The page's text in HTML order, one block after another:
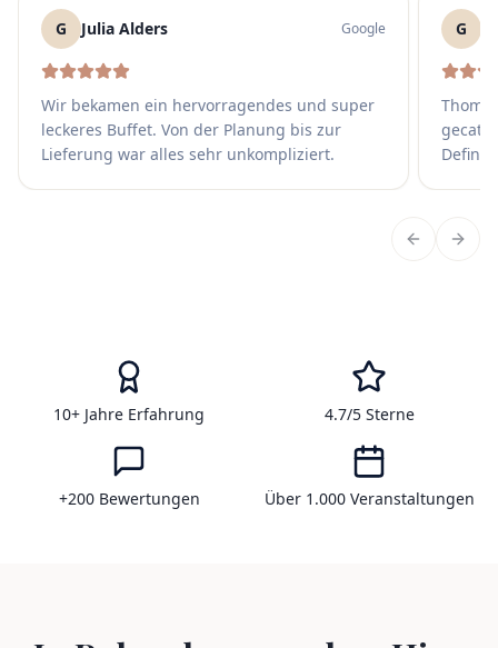
G Julia Alders Google
Wir bekamen ein hervorragendes und super
leckeres Buffet. Von der Planung bis zur
Lieferung war alles sehr unkompliziert.
G
Vorherige
10+ Jahre Erfahrung 4.7/5 Sterne
+200 Bewertungen Über 1.000 Veranstaltungen